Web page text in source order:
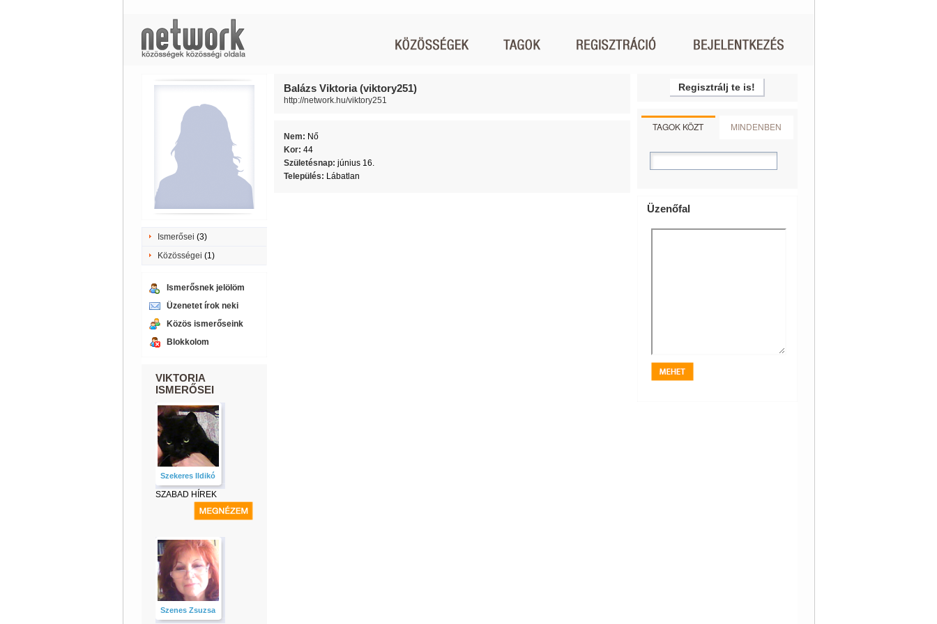
Ismerősei (3)
Közösségei (1)
Ismerősnek jelölöm
Üzenetet írok neki
Közös ismerőseink
Blokkolom
VIKTORIA
ISMERŐSEI
Szekeres Ildikó
SZABAD HÍREK
Szenes Zsuzsa
Balázs Viktoria (viktory251)
http://network.hu/viktory251
Nem: Nő
Kor: 44
Születésnap: június 16.
Település: Lábatlan
Regisztrálj te is!
TAGOK KÖZT MINDENBEN
Üzenőfal